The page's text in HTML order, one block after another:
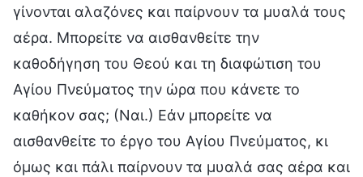
γίνονται αλαζόνες και παίρνουν τα μυαλά τους
αέρα. Μπορείτε να αισθανθείτε την
καθοδήγηση του Θεού και τη διαφώτιση του
Αγίου Πνεύματος την ώρα που κάνετε το
καθήκον σας; (Ναι.) Εάν μπορείτε να
αισθανθείτε το έργο του Αγίου Πνεύματος, κι
όμως και πάλι παίρνουν τα μυαλά σας αέρα και